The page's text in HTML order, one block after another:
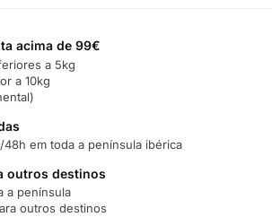
acima de 99€
a 5kg
a 10kg
48h em toda a península ibérica
outros destinos
a península
outros destinos